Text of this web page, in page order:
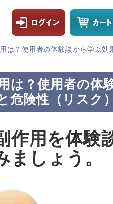
は？使用者の体験談から学ぶ効
は？使用者の体
危険性（リスク
作用を体験
ましょう。